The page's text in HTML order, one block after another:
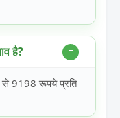
है?
9198 रूपये प्रति